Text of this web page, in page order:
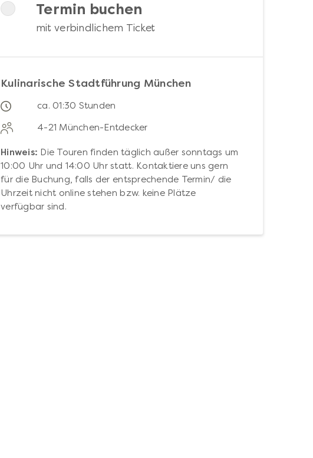
Termin buchen
mit verbindlichem Ticket
Kulinarische Stadtführung München
ca. 01:30 Stunden
4-21 München-Entdecker
Hinweis: Die Touren finden täglich außer sonntags um
10:00 Uhr und 14:00 Uhr statt. Kontaktiere uns gern
für die Buchung, falls der entsprechende Termin/ die
Uhrzeit nicht online stehen bzw. keine Plätze
verfügbar sind.